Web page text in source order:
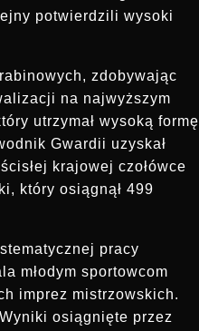
potwierdzili wysoki
zdobywając
na najwyższym
utrzymał wysoką formę
Gwardii uzyskał
krajowej czołówce
który osiągnął 499
pracy
młodym sportowcom
imprez mistrzowskich.
osiągnięte przez